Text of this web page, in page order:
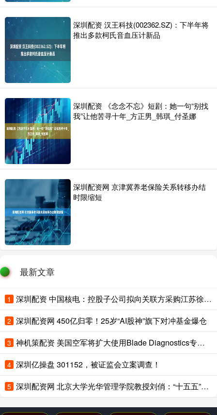
深圳配资 汉王科技(002362.SZ)：下半年将
推出多款柯氏音血压计新品
深圳配资 《念念不忘》短剧：她一句“别找
我”让他苦寻十年_方正男_韩琪_付圣娜
深圳配资网 京津冀养老保险关系转移办结
时限缩短
最新文章
1 深圳配资 中国核电：控股子公司拟向关联方采购江苏徐圩核能供热发电厂一期工程高温堆承包服务 立项金额103.22亿元
2 深圳配资网 450亿归零！25岁“AI股神”旗下对冲基金爆仓
3 神机策配资 美国空军将扩大使用Blade Diagnostics专有发动机维护平台至F-35
4 深圳亿操盘 301152，被证监会立案调查！
5 深圳配资网 北京大学光华管理学院教授刘俏：“十五五”时期，经济增长要转变为“效率驱动为主”